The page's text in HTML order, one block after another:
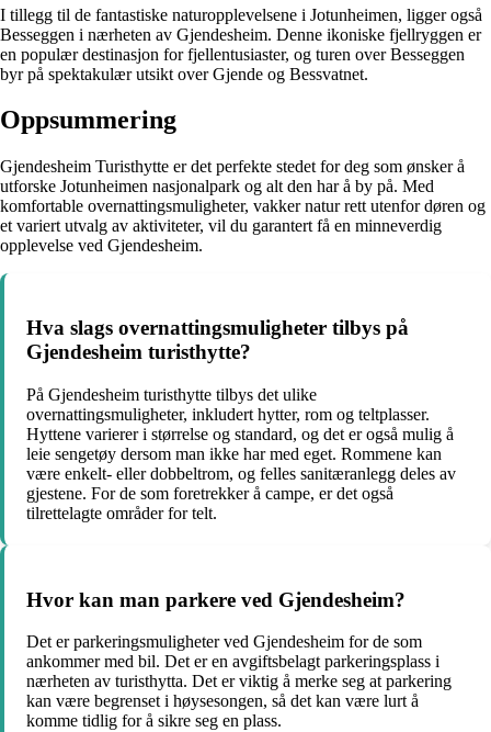
I tillegg til de fantastiske naturopplevelsene i Jotunheimen, ligger også
Besseggen i nærheten av Gjendesheim. Denne ikoniske fjellryggen er
en populær destinasjon for fjellentusiaster, og turen over Besseggen
byr på spektakulær utsikt over Gjende og Bessvatnet.
Oppsummering
Gjendesheim Turisthytte er det perfekte stedet for deg som ønsker å
utforske Jotunheimen nasjonalpark og alt den har å by på. Med
komfortable overnattingsmuligheter, vakker natur rett utenfor døren og
et variert utvalg av aktiviteter, vil du garantert få en minneverdig
opplevelse ved Gjendesheim.
Hva slags overnattingsmuligheter tilbys på
Gjendesheim turisthytte?
På Gjendesheim turisthytte tilbys det ulike
overnattingsmuligheter, inkludert hytter, rom og teltplasser.
Hyttene varierer i størrelse og standard, og det er også mulig å
leie sengetøy dersom man ikke har med eget. Rommene kan
være enkelt- eller dobbeltrom, og felles sanitæranlegg deles av
gjestene. For de som foretrekker å campe, er det også
tilrettelagte områder for telt.
Hvor kan man parkere ved Gjendesheim?
Det er parkeringsmuligheter ved Gjendesheim for de som
ankommer med bil. Det er en avgiftsbelagt parkeringsplass i
nærheten av turisthytta. Det er viktig å merke seg at parkering
kan være begrenset i høysesongen, så det kan være lurt å
komme tidlig for å sikre seg en plass.